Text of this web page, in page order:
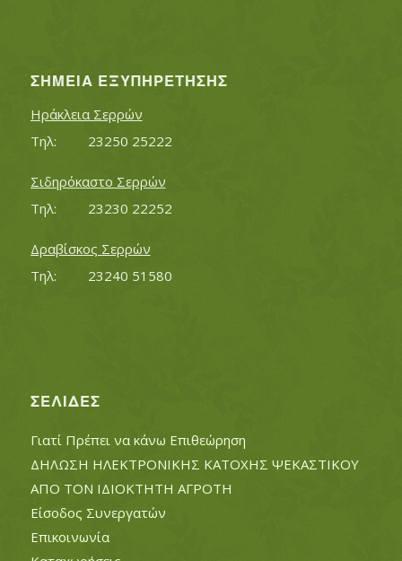
ΣΗΜΕΊΑ ΕΞΥΠΗΡΈΤΗΣΗΣ
Ηράκλεια Σερρών
Τηλ:		23250 25222
Σιδηρόκαστο Σερρών
Τηλ:		23230 22252
Δραβίσκος Σερρών
Τηλ:		23240 51580
ΣΕΛΊΔΕΣ
Γιατί Πρέπει να κάνω Επιθεώρηση
ΔΗΛΩΣΗ ΗΛΕΚΤΡΟΝΙΚΗΣ ΚΑΤΟΧΗΣ ΨΕΚΑΣΤΙΚΟΥ
ΑΠΟ ΤΟΝ ΙΔΙΟΚΤΗΤΗ ΑΓΡΟΤΗ
Είσοδος Συνεργατών
Επικοινωνία